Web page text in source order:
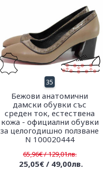
35
Бежови анатомични
дамски обувки със
среден ток, естествена
кожа - официални обувки
за целогодишно ползване
N 100020444
65,96€ / 129,01лв.
25,05€ / 49,00лв.